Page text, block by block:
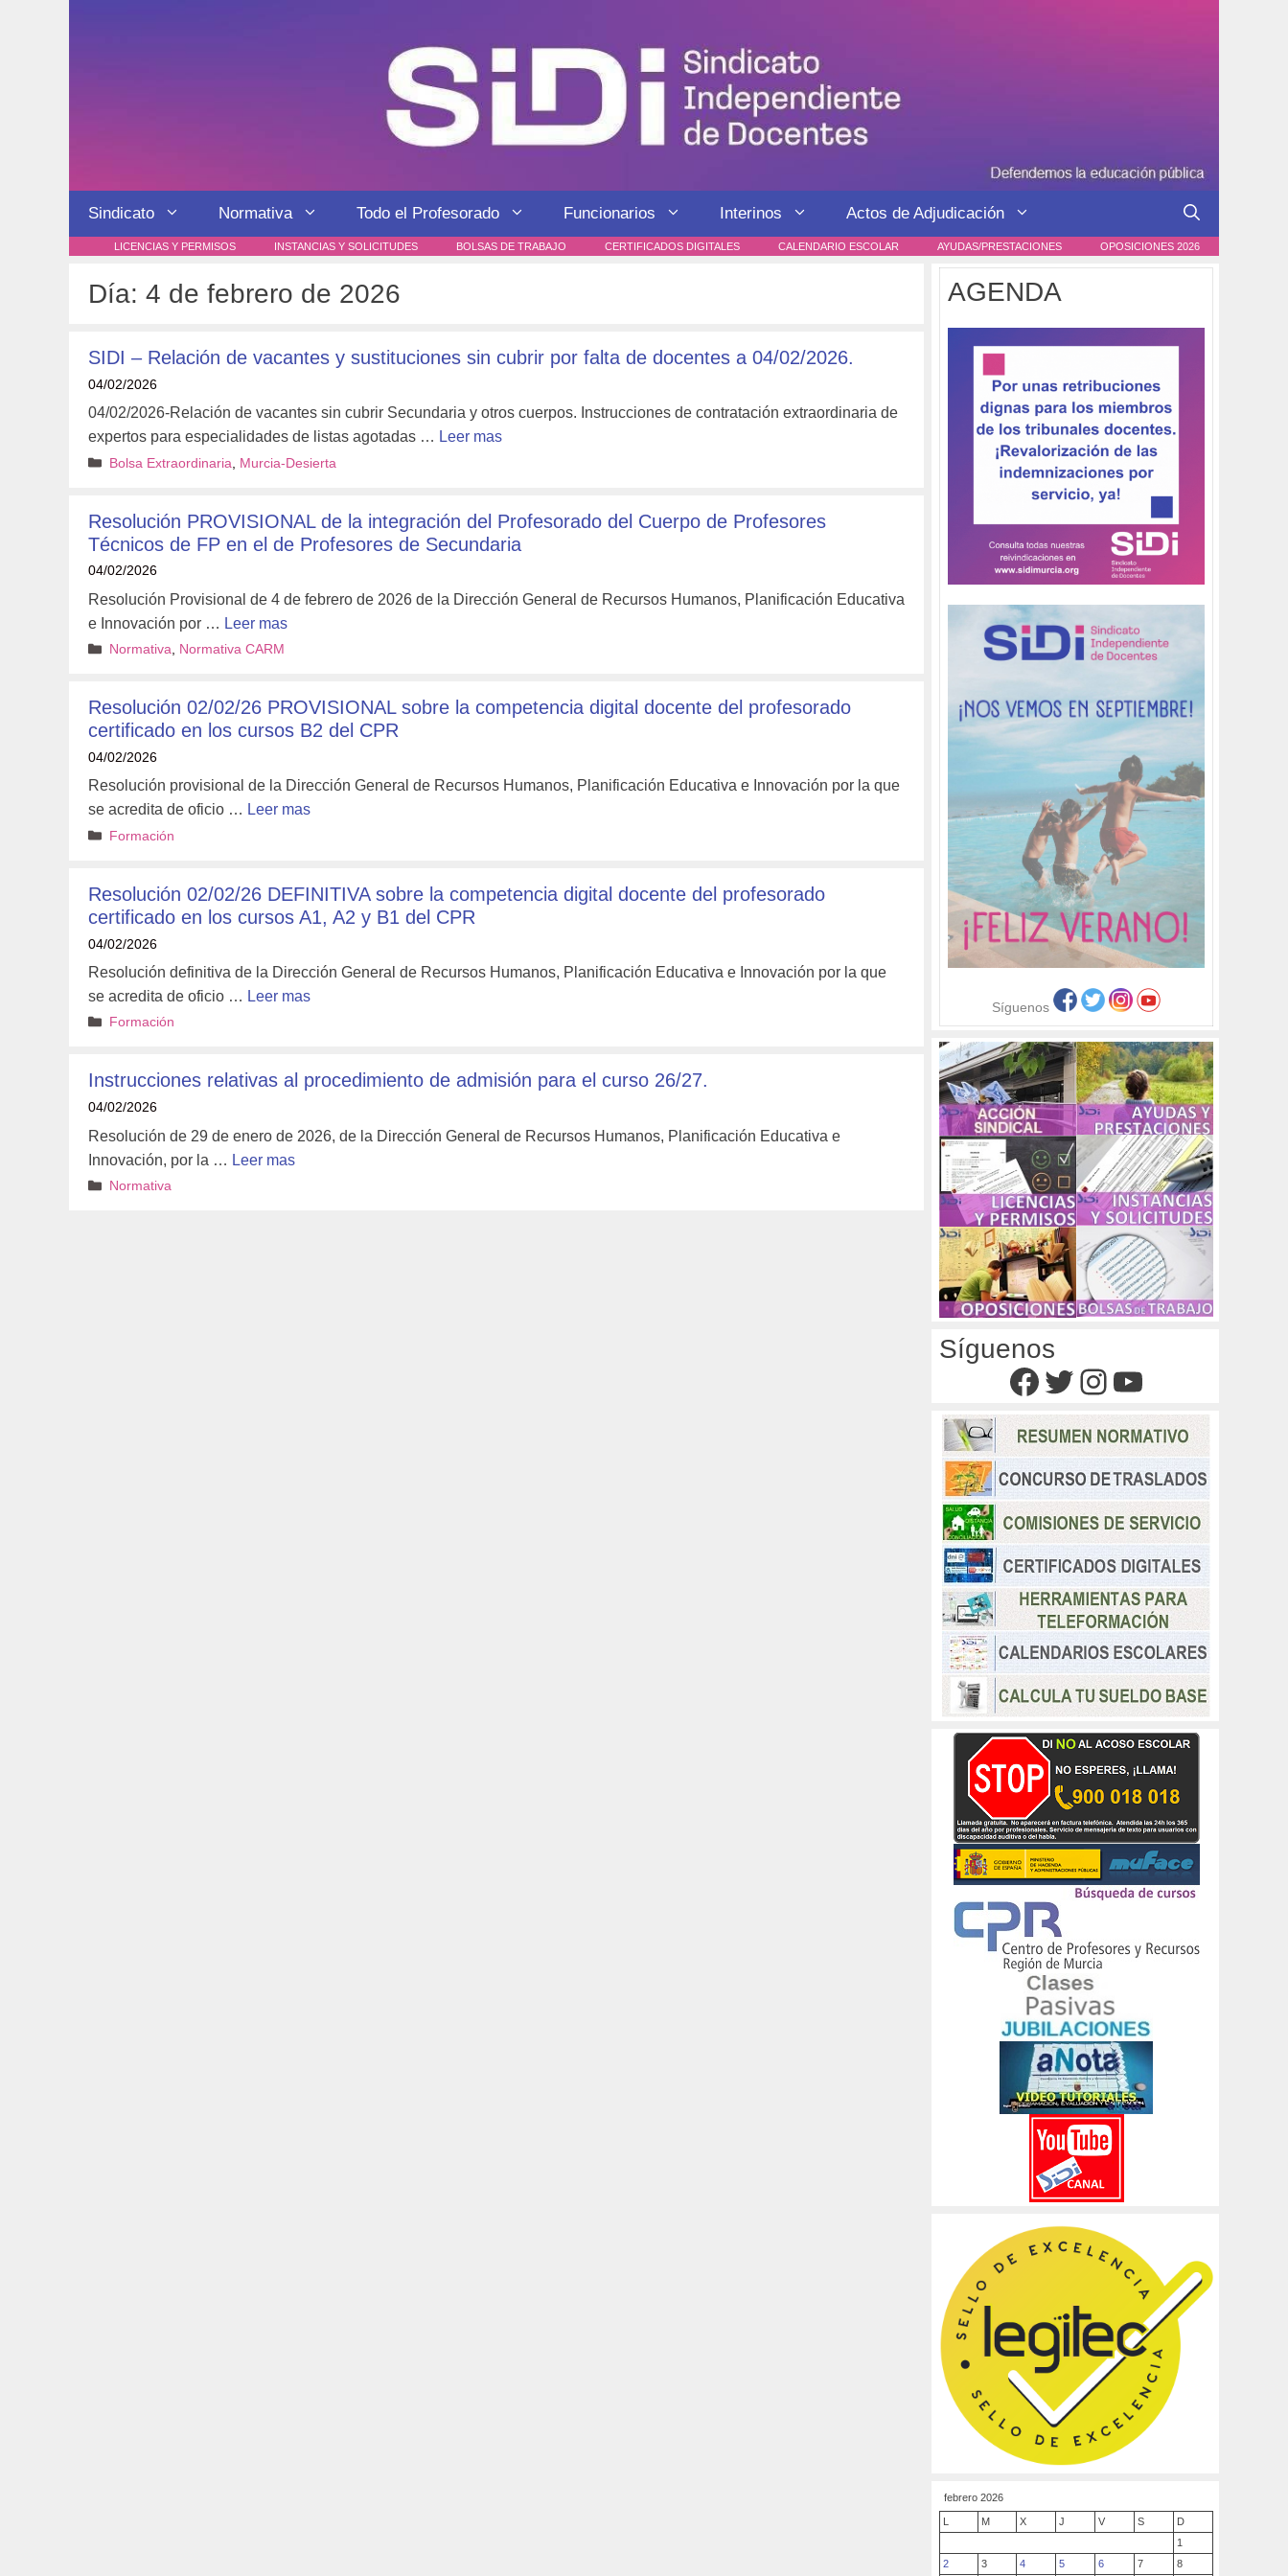
Sindicato Normativa Todo el Profesorado Funcionarios Interinos Actos de Adjudicación
LICENCIAS Y PERMISOS INSTANCIAS Y SOLICITUDES BOLSAS DE TRABAJO CERTIFICADOS DIGITALES CALENDARIO ESCOLAR AYUDAS/PRESTACIONES OPOSICIONES 2026
Día: 4 de febrero de 2026
SIDI – Relación de vacantes y sustituciones sin cubrir por falta de docentes a 04/02/2026.
04/02/2026
04/02/2026-Relación de vacantes sin cubrir Secundaria y otros cuerpos. Instrucciones de contratación extraordinaria de
expertos para especialidades de listas agotadas … Leer mas
Categorías
Bolsa Extraordinaria Murcia-Desierta
Resolución PROVISIONAL de la integración del Profesorado del Cuerpo de Profesores
Técnicos de FP en el de Profesores de Secundaria
04/02/2026
Resolución Provisional de 4 de febrero de 2026 de la Dirección General de Recursos Humanos, Planificación Educativa
e Innovación por … Leer mas
Categorías
Normativa, Normativa CARM
Resolución 02/02/26 PROVISIONAL sobre la competencia digital docente del profesorado
certificado en los cursos B2 del CPR
04/02/2026
Resolución provisional de la Dirección General de Recursos Humanos, Planificación Educativa e Innovación por la que
se acredita de oficio … Leer mas
Categorías
Formación
Resolución 02/02/26 DEFINITIVA sobre la competencia digital docente del profesorado
certificado en los cursos A1, A2 y B1 del CPR
04/02/2026
Resolución definitiva de la Dirección General de Recursos Humanos, Planificación Educativa e Innovación por la que
se acredita de oficio … Leer mas
Categorías
Formación
Instrucciones relativas al procedimiento de admisión para el curso 26/27.
04/02/2026
Resolución de 29 de enero de 2026, de la Dirección General de Recursos Humanos, Planificación Educativa e
Innovación, por la … Leer mas
Categorías
Normativa
AGENDA
Síguenos
Síguenos
Facebook
Twitter
Instagram
YouTube
febrero 2026
L M X J V S
D
1
2
3 4 5 6 7 8